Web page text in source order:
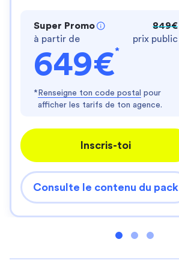
Super Promo
à partir de
649€*
849€
prix public
* Renseigne ton code postal pour
afficher les tarifs de ton agence.
Inscris-toi
Consulte le contenu du pack